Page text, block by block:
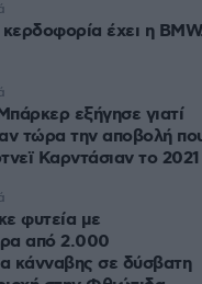
έχει η
εξήγησε γιατί
τώρα την αποβολή
Καρντάσιαν το 2021
φυτεία με
από 2.000
κάνναβης σε δύσβατη